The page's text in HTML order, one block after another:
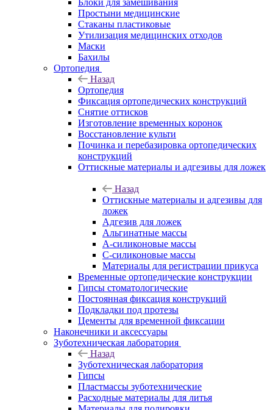
Блоки для замешивания
Простыни медицинские
Стаканы пластиковые
Утилизация медицинских отходов
Маски
Бахилы
Ортопедия
Назад
Ортопедия
Фиксация ортопедических конструкций
Снятие оттисков
Изготовление временных коронок
Восстановление культи
Починка и перебазировка ортопедических
конструкций
Оттискные материалы и адгезивы для ложек
Назад
Оттискные материалы и адгезивы для
ложек
Адгезив для ложек
Альгинатные массы
А-силиконовые массы
С-силиконовые массы
Материалы для регистрации прикуса
Временные ортопедические конструкции
Гипсы стоматологические
Постоянная фиксация конструкций
Подкладки под протезы
Цементы для временной фиксации
Наконечники и аксессуары
Зуботехническая лаборатория
Назад
Зуботехническая лаборатория
Гипсы
Пластмассы зуботехнические
Расходные материалы для литья